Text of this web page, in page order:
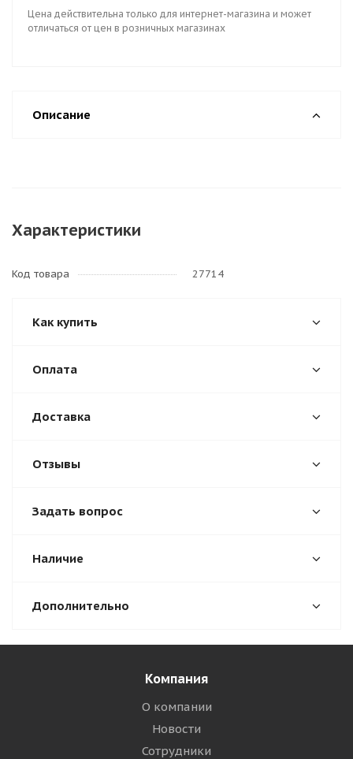
Цена действительна только для интернет-магазина и может
отличаться от цен в розничных магазинах
Описание
Характеристики
Код товара 27714
Как купить
Оплата
Доставка
Отзывы
Задать вопрос
Наличие
Дополнительно
Компания
О компании
Новости
Сотрудники